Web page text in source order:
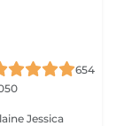
654
Jessica